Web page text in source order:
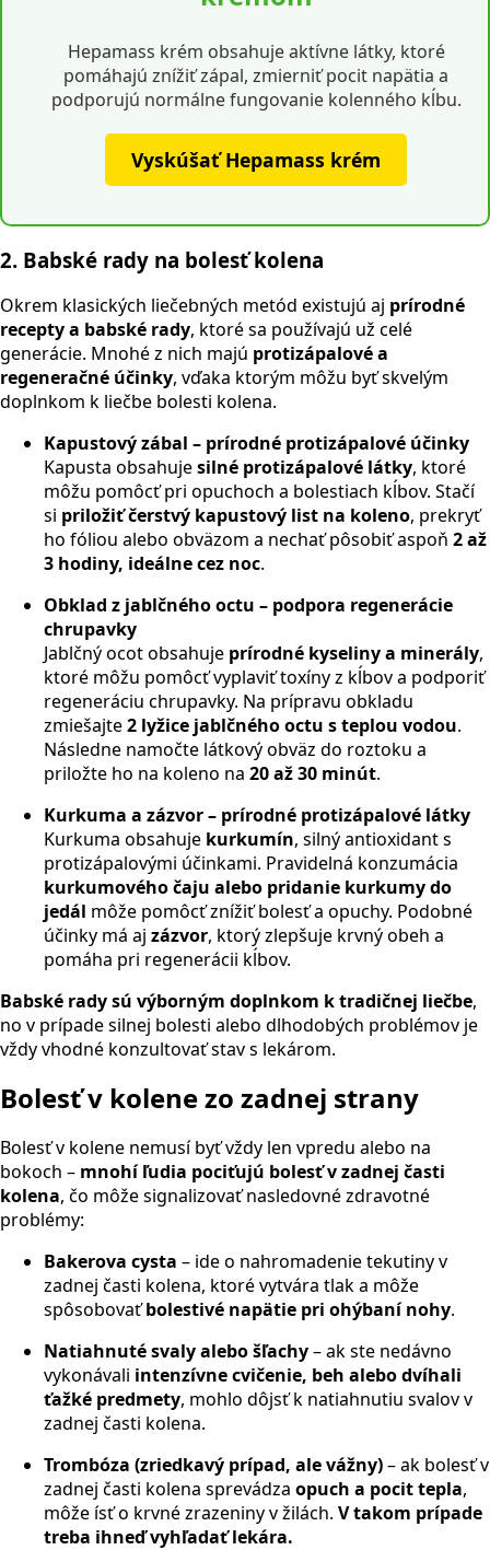
Hepamass krém obsahuje aktívne látky, ktoré
pomáhajú znížiť zápal, zmierniť pocit napätia a
podporujú normálne fungovanie kolenného kĺbu.
Vyskúšať Hepamass krém
2. Babské rady na bolesť kolena
Okrem klasických liečebných metód existujú aj prírodné
recepty a babské rady, ktoré sa používajú už celé
generácie. Mnohé z nich majú protizápalové a
regeneračné účinky, vďaka ktorým môžu byť skvelým
doplnkom k liečbe bolesti kolena.
Kapustový zábal – prírodné protizápalové účinky
Kapusta obsahujesilné protizápalové látky, ktoré
môžu pomôcť pri opuchoch a bolestiach kĺbov. Stačí
si priložiť čerstvý kapustový list na koleno, prekryť
ho fóliou alebo obväzom a nechať pôsobiť aspoň 2 až
3 hodiny, ideálne cez noc.
Obklad z jablčného octu – podpora regenerácie
chrupavky
Jablčný ocot obsahuje prírodné kyseliny a minerály,
ktoré môžu pomôcť vyplaviť toxíny z kĺbov a podporiť
regeneráciu chrupavky. Na prípravu obkladu
zmiešajte2 lyžice jablčného octu s teplou vodou.
Následne namočte látkový obväz do roztoku a
priložte ho na koleno na 20 až 30 minút.
Kurkuma a zázvor – prírodné protizápalové látky
Kurkuma obsahuje kurkumín, silný antioxidant s
protizápalovými účinkami. Pravidelná konzumácia
kurkumového čaju alebo pridanie kurkumy do
jedál môže pomôcť znížiť bolesť a opuchy. Podobné
účinky má aj zázvor, ktorý zlepšuje krvný obeh a
pomáha pri regenerácii kĺbov.
Babské rady sú výborným doplnkom k tradičnej liečbe,
no v prípade silnej bolesti alebo dlhodobých problémov je
vždy vhodné konzultovať stav s lekárom.
Bolesť v kolene zo zadnej strany
Bolesť v kolene nemusí byť vždy len vpredu alebo na
bokoch – mnohí ľudia pociťujú bolesť v zadnej časti
kolena, čo môže signalizovať nasledovné zdravotné
problémy:
Bakerova cysta – ide o nahromadenie tekutiny v
zadnej časti kolena, ktoré vytvára tlak a môže
spôsobovaťbolestivé napätie pri ohýbaní nohy.
Natiahnuté svaly alebo šľachy– ak ste nedávno
vykonávali intenzívne cvičenie, beh alebo dvíhali
ťažké predmety, mohlo dôjsť k natiahnutiu svalov v
zadnej časti kolena.
Trombóza (zriedkavý prípad, ale vážny)– ak bolesť v
zadnej časti kolena sprevádza opuch a pocit tepla,
môže ísť o krvné zrazeniny v žilách. V takom prípade
treba ihneď vyhľadať lekára.